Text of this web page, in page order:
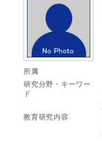
所属
研究分野・キーワー
ド
教育研究内容